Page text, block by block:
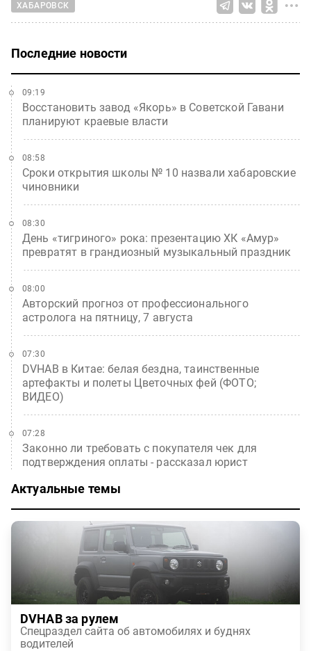
ХАБАРОВСК
Последние новости
Восстановить завод «Якорь» в Советской Гавани
планируют краевые власти
09:19
Сроки открытия школы № 10 назвали хабаровские
чиновники
08:58
День «тигриного» рока: презентацию ХК «Амур»
превратят в грандиозный музыкальный праздник
08:30
Авторский прогноз от профессионального
астролога на пятницу, 7 августа
08:00
DVHAB в Китае: белая бездна, таинственные
артефакты и полеты Цветочных фей (ФОТО;
ВИДЕО)
07:30
Законно ли требовать с покупателя чек для
подтверждения оплаты - рассказал юрист
07:28
Актуальные темы
DVHAB за рулем
Спецраздел сайта об автомобилях и буднях
водителей